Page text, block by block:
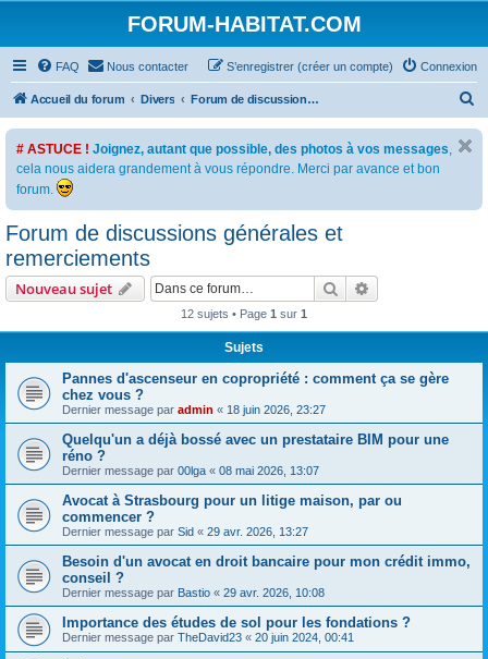
FORUM-HABITAT.COM
FAQ Nous contacter Connexion
S’enregistrer (créer un compte)
Accueil du forum Divers Forum de discussions générales et remerciements
e
r
# ASTUCE ! Joignez, autant que possible, des photos à vos messages,
cela nous aidera grandement à vous répondre. Merci par avance et bon
forum.
Forum de discussions générales et
remerciements
Nouveau sujet Rechercher
12 sujets • Page 1 sur 1
Sujets
Pannes d'ascenseur en copropriété : comment ça se gère
chez vous ?
Dernier message par admin « 18 juin 2026, 23:27
Quelqu'un a déjà bossé avec un prestataire BIM pour une
réno ?
Dernier message par 00lga « 08 mai 2026, 13:07
Avocat à Strasbourg pour un litige maison, par ou
commencer ?
Dernier message par Sid « 29 avr. 2026, 13:27
Besoin d'un avocat en droit bancaire pour mon crédit immo,
conseil ?
Dernier message par Bastio « 29 avr. 2026, 10:08
Importance des études de sol pour les fondations ?
Dernier message par TheDavid23 « 20 juin 2024, 00:41